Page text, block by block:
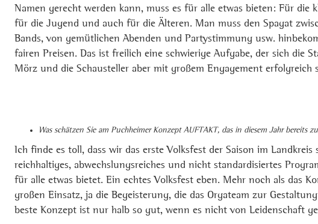
Namen gerecht werden kann, muss es für alle etwas bieten: Für die
für die Jugend und auch für die Älteren. Man muss den Spagat
Bands, von gemütlichen Abenden und Partystimmung usw.
fairen Preisen. Das ist freilich eine schwierige Aufgabe, der sich die
Mörz und die Schausteller aber mit großem Engagement erfolgreich
Was schätzen Sie am Puchheimer Konzept AUFTAKT, das in diesem Jahr bereits
Ich finde es toll, dass wir das erste Volksfest der Saison im
reichhaltiges, abwechslungsreiches und nicht standardisiertes
für alle etwas bietet. Ein echtes Volksfest eben. Mehr noch als das
großen Einsatz, ja die Begeisterung, die das Orgateam zur
beste Konzept ist nur halb so gut, wenn es nicht von Leidenschaft